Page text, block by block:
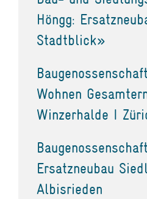
Höngg:
Stadtblick»
Wohnen
Winzerhalde I
Ersatzneubau
Albisrieden